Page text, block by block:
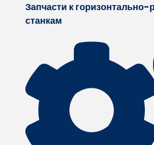
Запчасти к
станкам